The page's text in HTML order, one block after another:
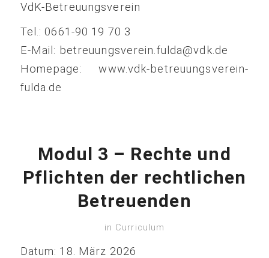
VdK-Betreuungsverein
Tel.: 0661-90 19 70 3
E-Mail: betreuungsverein.fulda@vdk.de
Homepage: www.vdk-betreuungsverein-
fulda.de
Modul 3 – Rechte und
Pflichten der rechtlichen
Betreuenden
in Curriculum
Datum: 18. März 2026